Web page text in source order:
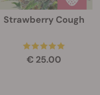
Strawberry Cough
€ 25.00